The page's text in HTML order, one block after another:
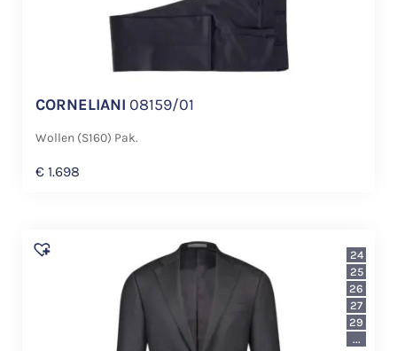
CORNELIANI 08159/01
Wollen (S160) Pak.
€ 1.698
24
25
26
27
29
...